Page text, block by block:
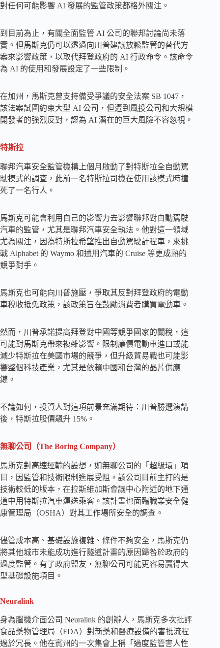
對任何可能影響 AI 發展的監管政策都格外關注。
到目前為止，有關全面監管 AI 公司的聯邦討論尚未落
實。但馬斯克仍可以透過向川普建議放鬆監管的替代方
案來影響政策，以取代拜登政府的 AI 行政命令。該命令
為 AI 的使用和發展設定了一些限制。
在加州，馬斯克曾支持備受爭議的安全法案 SB 1047，
該法案試圖約束大型 AI 公司，但遭到風投公司和大規模
開發者的強烈反對，認為 AI 潛在的巨大風險不容忽視。
特斯拉
聯邦汽車安全監管機構上個月啟動了對特斯拉全自動駕
駛模式的調查，此前一名特斯拉司機在使用該模式時撞
死了一名行人。
馬斯克可能會利用自己的影響力去影響聯邦對自動駕駛
汽車的監管，尤其是聯邦汽車安全執法。他對這一領域
尤為關注，因為特斯拉希望推出自動駕駛計程車，來挑
戰 Alphabet 的 Waymo 和通用汽車的 Cruise 等更成熟的
競爭對手。
馬斯克也可能向川普施壓，爭取其反對拜登政府的電動
車稅收抵免政策，該政策旨在鼓勵消費者購買電動車。
然而，川普承諾提高拜登對中國等競爭國家的關稅，這
可能對馬斯克帶來複雜影響。限制廉價電動車進口或能
減少特斯拉在美國市場的競爭，但升級貿易戰也可能影
響整個科技產業，尤其是依賴中國和台灣的晶片供應
鏈。
不論如何，投資人對這項前景充滿期待：川普勝選演講
後，特斯拉股價飆升 15%。
無聊公司（The Boring Company）
馬斯克對高速運輸的設想，如無聊公司的「超級環」項
目，因監管和技術限制進展受阻。該公司目前主打的是
技術較低的版本，在拉斯維加斯會議中心附近的地下通
道中用特斯拉汽車運送乘客。該計畫也面臨職業安全健
康管理局（OSHA）對其工作場所安全的調查。
儘管成本高、基礎設施複雜、條件不夠安全，馬斯克仍
將其他城市未能成功進行隧道計畫的原因歸咎於政府的
過度監管。有了政府盟友，無聊公司可能更容易贏得大
型基礎設施項目。
Neuralink
身為腦機介面公司 Neuralink 的創辦人，馬斯克多次批評
食品藥物管理局（FDA）對新藥和醫療設備的審批流程
過於冗長。他在賓州的一次集會上稱「過度監管害人性